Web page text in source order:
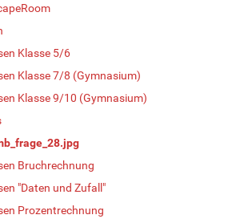
Klasse 5/6
Klasse 7/8 (Gymnasium)
Klasse 9/10 (Gymnasium)
Bruchrechnung
"Daten und Zufall"
Prozentrechnung